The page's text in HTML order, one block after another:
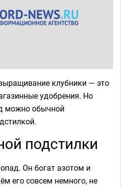
клубники — это
удобрения. Но
можно обычной
подстилки
Он богат азотом и
его совсем немного, не